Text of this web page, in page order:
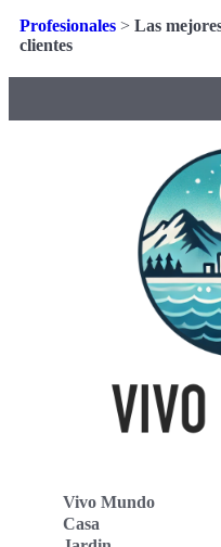
Profesionales > Las
clientes
Vivo Mundo
Casa